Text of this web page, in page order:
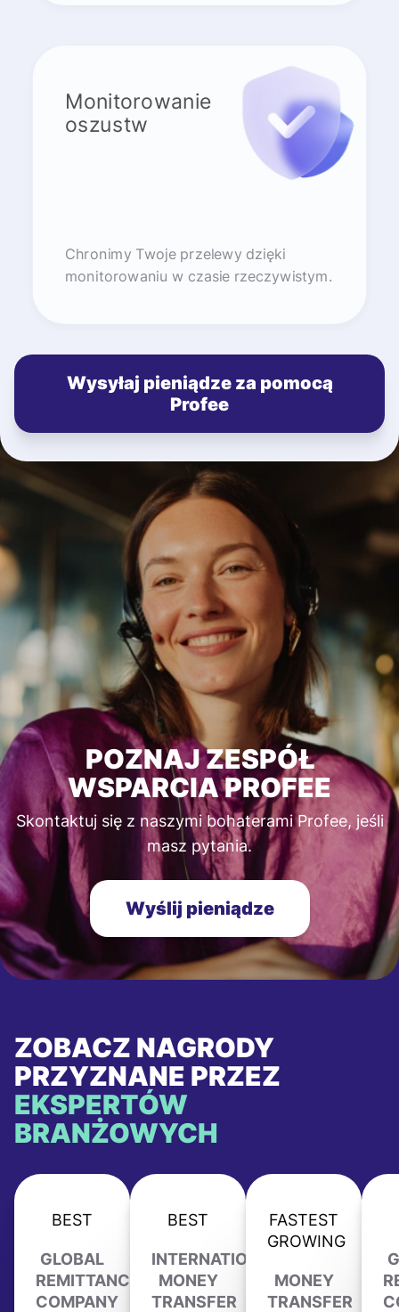
Monitorowanie
oszustw
Chronimy Twoje przelewy dzięki
monitorowaniu w czasie rzeczywistym.
Wysyłaj pieniądze za pomocą
Profee
POZNAJ ZESPÓŁ
WSPARCIA PROFEE
Skontaktuj się z naszymi bohaterami Profee, jeśli
masz pytania.
Wyślij pieniądze
ZOBACZ NAGRODY
PRZYZNANE PRZEZ
EKSPERTÓW
BRANŻOWYCH
BEST
GLOBAL
REMITTANCE
COMPANY
BEST
INTERNATIONAL
MONEY
TRANSFER
FASTEST
GROWING
MONEY
TRANSFER